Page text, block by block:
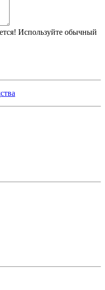
Используйте обычный